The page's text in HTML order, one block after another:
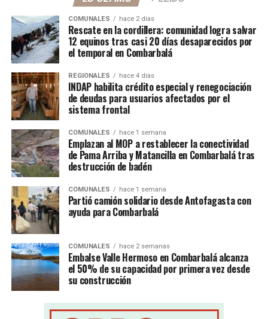
COMUNALES hace 2 días
Rescate en la cordillera: comunidad logra salvar
12 equinos tras casi 20 días desaparecidos por
el temporal en Combarbalá
REGIONALES hace 4 días
INDAP habilita crédito especial y renegociación
de deudas para usuarios afectados por el
sistema frontal
COMUNALES hace 1 semana
Emplazan al MOP a restablecer la conectividad
de Pama Arriba y Matancilla en Combarbalá tras
destrucción de badén
COMUNALES hace 1 semana
Partió camión solidario desde Antofagasta con
ayuda para Combarbalá
COMUNALES hace 2 semanas
Embalse Valle Hermoso en Combarbalá alcanza
el 50% de su capacidad por primera vez desde
su construcción